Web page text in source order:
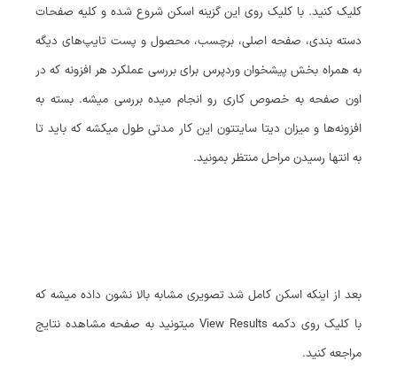
کلیک کنید. با کلیک روی این گزینه اسکن شروع شده و کلیه صفحات
دسته بندی، صفحه اصلی، برچسب، محصول و پست تایپ‌های دیگه
به همراه بخش پیشخوان وردپرس برای بررسی عملکرد هر افزونه که در
اون صفحه به خصوص کاری رو انجام میده بررسی میشه. بسته به
افزونه‌ها و میزان دیتا سایتتون این کار مدتی طول میکشه که باید تا
به انتها رسیدن مراحل منتظر بمونید.
بعد از اینکه اسکن کامل شد تصویری مشابه بالا نشون داده میشه که
با کلیک روی دکمه View Results میتونید به صفحه مشاهده نتایج
مراجعه کنید.